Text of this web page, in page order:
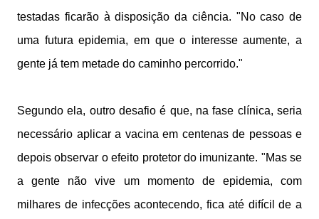
testadas ficarão à disposição da ciência. "No caso de
uma futura epidemia, em que o interesse aumente, a
gente já tem metade do caminho percorrido."
Segundo ela, outro desafio é que, na fase clínica, seria
necessário aplicar a vacina em centenas de pessoas e
depois observar o efeito protetor do imunizante. "Mas se
a gente não vive um momento de epidemia, com
milhares de infecções acontecendo, fica até difícil de a